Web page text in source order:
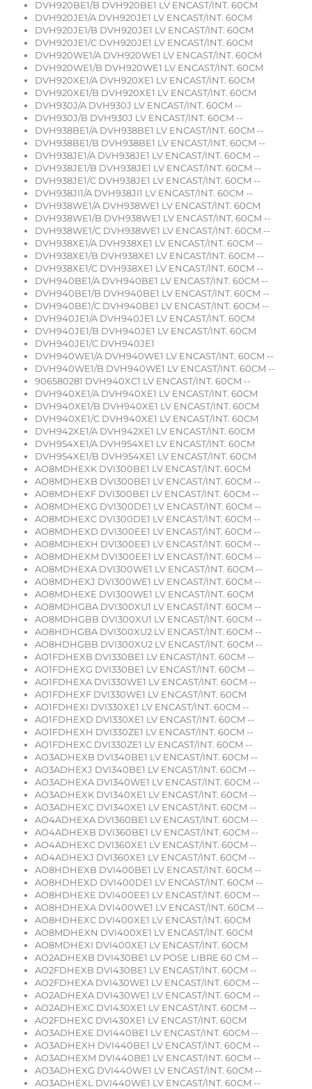
DVH920BE1/B DVH920BE1 LV ENCAST/INT. 60CM
DVH920JE1/A DVH920JE1 LV ENCAST/INT. 60CM
DVH920JE1/B DVH920JE1 LV ENCAST/INT. 60CM
DVH920JE1/C DVH920JE1 LV ENCAST/INT. 60CM
DVH920WE1/A DVH920WE1 LV ENCAST/INT. 60CM
DVH920WE1/B DVH920WE1 LV ENCAST/INT. 60CM
DVH920XE1/A DVH920XE1 LV ENCAST/INT. 60CM
DVH920XE1/B DVH920XE1 LV ENCAST/INT. 60CM
DVH930J/A DVH930J LV ENCAST/INT. 60CM --
DVH930J/B DVH930J LV ENCAST/INT. 60CM --
DVH938BE1/A DVH938BE1 LV ENCAST/INT. 60CM --
DVH938BE1/B DVH938BE1 LV ENCAST/INT. 60CM --
DVH938JE1/A DVH938JE1 LV ENCAST/INT. 60CM --
DVH938JE1/B DVH938JE1 LV ENCAST/INT. 60CM --
DVH938JE1/C DVH938JE1 LV ENCAST/INT. 60CM --
DVH938JI1/A DVH938JI1 LV ENCAST/INT. 60CM --
DVH938WE1/A DVH938WE1 LV ENCAST/INT. 60CM
DVH938WE1/B DVH938WE1 LV ENCAST/INT. 60CM --
DVH938WE1/C DVH938WE1 LV ENCAST/INT. 60CM --
DVH938XE1/A DVH938XE1 LV ENCAST/INT. 60CM --
DVH938XE1/B DVH938XE1 LV ENCAST/INT. 60CM --
DVH938XE1/C DVH938XE1 LV ENCAST/INT. 60CM --
DVH940BE1/A DVH940BE1 LV ENCAST/INT. 60CM --
DVH940BE1/B DVH940BE1 LV ENCAST/INT. 60CM --
DVH940BE1/C DVH940BE1 LV ENCAST/INT. 60CM --
DVH940JE1/A DVH940JE1 LV ENCAST/INT. 60CM
DVH940JE1/B DVH940JE1 LV ENCAST/INT. 60CM
DVH940JE1/C DVH940JE1
DVH940WE1/A DVH940WE1 LV ENCAST/INT. 60CM --
DVH940WE1/B DVH940WE1 LV ENCAST/INT. 60CM --
906580281 DVH940XC1 LV ENCAST/INT. 60CM --
DVH940XE1/A DVH940XE1 LV ENCAST/INT. 60CM
DVH940XE1/B DVH940XE1 LV ENCAST/INT. 60CM
DVH940XE1/C DVH940XE1 LV ENCAST/INT. 60CM
DVH942XE1/A DVH942XE1 LV ENCAST/INT. 60CM
DVH954XE1/A DVH954XE1 LV ENCAST/INT. 60CM
DVH954XE1/B DVH954XE1 LV ENCAST/INT. 60CM
AO8MDHEXK DVI300BE1 LV ENCAST/INT. 60CM
AO8MDHEXB DVI300BE1 LV ENCAST/INT. 60CM --
AO8MDHEXF DVI300BE1 LV ENCAST/INT. 60CM --
AO8MDHEXG DVI300DE1 LV ENCAST/INT. 60CM --
AO8MDHEXC DVI300DE1 LV ENCAST/INT. 60CM --
AO8MDHEXD DVI300EE1 LV ENCAST/INT. 60CM --
AO8MDHEXH DVI300EE1 LV ENCAST/INT. 60CM --
AO8MDHEXM DVI300EE1 LV ENCAST/INT. 60CM --
AO8MDHEXA DVI300WE1 LV ENCAST/INT. 60CM --
AO8MDHEXJ DVI300WE1 LV ENCAST/INT. 60CM --
AO8MDHEXE DVI300WE1 LV ENCAST/INT. 60CM
AO8MDHGBA DVI300XU1 LV ENCAST/INT. 60CM --
AO8MDHGBB DVI300XU1 LV ENCAST/INT. 60CM --
AO8HDHGBA DVI300XU2 LV ENCAST/INT. 60CM --
AO8HDHGBB DVI300XU2 LV ENCAST/INT. 60CM --
AO1FDHEXB DVI330BE1 LV ENCAST/INT. 60CM --
AO1FDHEXG DVI330BE1 LV ENCAST/INT. 60CM --
AO1FDHEXA DVI330WE1 LV ENCAST/INT. 60CM --
AO1FDHEXF DVI330WE1 LV ENCAST/INT. 60CM
AO1FDHEXI DVI330XE1 LV ENCAST/INT. 60CM --
AO1FDHEXD DVI330XE1 LV ENCAST/INT. 60CM --
AO1FDHEXH DVI330ZE1 LV ENCAST/INT. 60CM --
AO1FDHEXC DVI330ZE1 LV ENCAST/INT. 60CM --
AO3ADHEXB DVI340BE1 LV ENCAST/INT. 60CM --
AO3ADHEXJ DVI340BE1 LV ENCAST/INT. 60CM --
AO3ADHEXA DVI340WE1 LV ENCAST/INT. 60CM --
AO3ADHEXK DVI340XE1 LV ENCAST/INT. 60CM --
AO3ADHEXC DVI340XE1 LV ENCAST/INT. 60CM --
AO4ADHEXA DVI360BE1 LV ENCAST/INT. 60CM --
AO4ADHEXB DVI360BE1 LV ENCAST/INT. 60CM --
AO4ADHEXC DVI360XE1 LV ENCAST/INT. 60CM --
AO4ADHEXJ DVI360XE1 LV ENCAST/INT. 60CM --
AO8HDHEXB DVI400BE1 LV ENCAST/INT. 60CM --
AO8HDHEXD DVI400DE1 LV ENCAST/INT. 60CM --
AO8HDHEXE DVI400EE1 LV ENCAST/INT. 60CM --
AO8HDHEXA DVI400WE1 LV ENCAST/INT. 60CM --
AO8HDHEXC DVI400XE1 LV ENCAST/INT. 60CM
AO8MDHEXN DVI400XE1 LV ENCAST/INT. 60CM
AO8MDHEXI DVI400XE1 LV ENCAST/INT. 60CM
AO2ADHEXB DVI430BE1 LV POSE LIBRE 60 CM --
AO2FDHEXB DVI430BE1 LV ENCAST/INT. 60CM --
AO2FDHEXA DVI430WE1 LV ENCAST/INT. 60CM --
AO2ADHEXA DVI430WE1 LV ENCAST/INT. 60CM --
AO2ADHEXC DVI430XE1 LV ENCAST/INT. 60CM --
AO2FDHEXC DVI430XE1 LV ENCAST/INT. 60CM
AO3ADHEXE DVI440BE1 LV ENCAST/INT. 60CM --
AO3ADHEXH DVI440BE1 LV ENCAST/INT. 60CM --
AO3ADHEXM DVI440BE1 LV ENCAST/INT. 60CM --
AO3ADHEXG DVI440WE1 LV ENCAST/INT. 60CM --
AO3ADHEXL DVI440WE1 LV ENCAST/INT. 60CM --